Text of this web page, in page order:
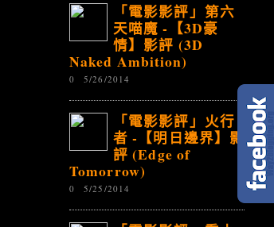
「電影影評」第六
天喵魔 -【3D豪
情】影評 (3D
Naked Ambition)
0 5/26/2014
「電影影評」火行
者 -【明日邊界】影
評 (Edge of
Tomorrow)
0 5/25/2014